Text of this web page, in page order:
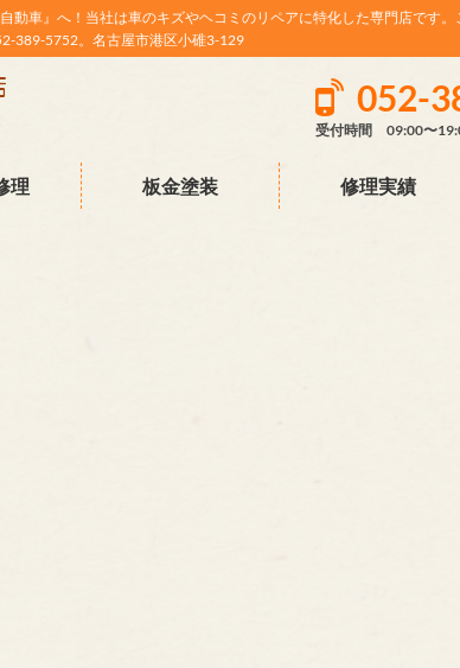
動車』へ！当社は車のキズやヘコミのリペアに特化した専門店です
389-5752。名古屋市港区小碓3-129
052-
受付時間 09:00〜
理 板金塗装 修理実績